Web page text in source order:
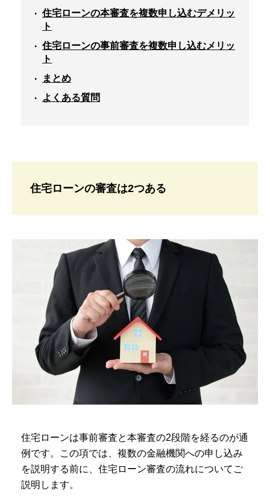
住宅ローンの本審査を複数申し込むデメリッ
ト
住宅ローンの事前審査を複数申し込むメリッ
ト
まとめ
よくある質問
住宅ローンの審査は2つある
住宅ローンは事前審査と本審査の2段階を経るのが通
例です。この項では、複数の金融機関への申し込み
を説明する前に、住宅ローン審査の流れについてご
説明します。